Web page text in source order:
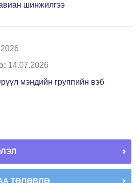
шинжилгээ
14.07.2026
мэндийн группийн вэб
ТӨЛӨВЛӨ